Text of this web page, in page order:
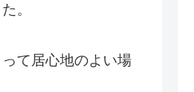
。
て居心地のよい場